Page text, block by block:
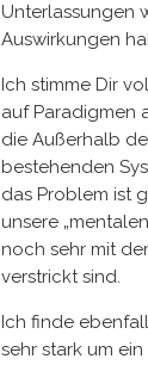
Unterlassungen
Auswirkungen
Ich stimme Dir
auf Paradigmen
die Außerhalb
bestehenden
das Problem ist
unsere
noch sehr mit
verstrickt sind.
Ich finde
sehr stark um